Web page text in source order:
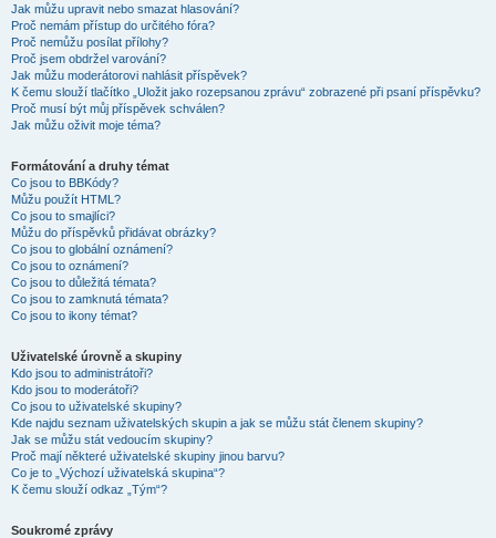
Jak můžu upravit nebo smazat hlasování?
Proč nemám přístup do určitého fóra?
Proč nemůžu posílat přílohy?
Proč jsem obdržel varování?
Jak můžu moderátorovi nahlásit příspěvek?
K čemu slouží tlačítko „Uložit jako rozepsanou zprávu“ zobrazené při psaní příspěvku?
Proč musí být můj příspěvek schválen?
Jak můžu oživit moje téma?
Formátování a druhy témat
Co jsou to BBKódy?
Můžu použít HTML?
Co jsou to smajlíci?
Můžu do příspěvků přidávat obrázky?
Co jsou to globální oznámení?
Co jsou to oznámení?
Co jsou to důležitá témata?
Co jsou to zamknutá témata?
Co jsou to ikony témat?
Uživatelské úrovně a skupiny
Kdo jsou to administrátoři?
Kdo jsou to moderátoři?
Co jsou to uživatelské skupiny?
Kde najdu seznam uživatelských skupin a jak se můžu stát členem skupiny?
Jak se můžu stát vedoucím skupiny?
Proč mají některé uživatelské skupiny jinou barvu?
Co je to „Výchozí uživatelská skupina“?
K čemu slouží odkaz „Tým“?
Soukromé zprávy